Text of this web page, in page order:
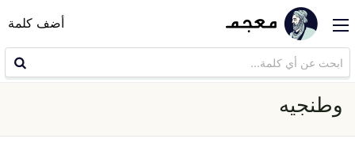
أضف كلمة
وطنجيه